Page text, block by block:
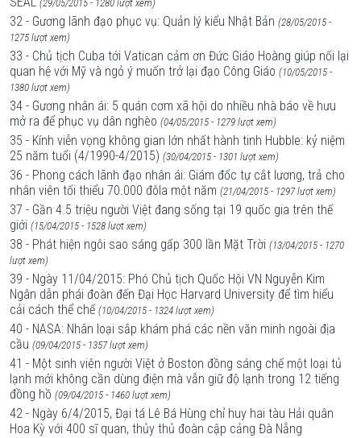
(29/05/2015 - 1280 lượt xem)
32 - Gương lãnh đạo phục vụ: Quản lý kiểu Nhật Bản (28/05/2015 -
1275 lượt xem)
33 - Chủ tịch Cuba tới Vatican cảm ơn Đức Giáo Hoàng giúp nối lại
quan hệ với Mỹ và ngỏ ý muốn trở lại đạo Công Giáo (10/05/2015 -
1380 lượt xem)
34 - Gương nhân ái: 5 quán cơm xã hội do nhiều nhà báo về hưu
mở ra để phục vụ dân nghèo (04/05/2015 - 1279 lượt xem)
35 - Kính viễn vọng không gian lớn nhất hành tinh Hubble: kỷ niệm
25 năm tuổi (4/1990-4/2015) (30/04/2015 - 1301 lượt xem)
36 - Phong cách lãnh đạo nhân ái: Giám đốc tự cắt lương, trả cho
nhân viên tối thiểu 70.000 đôla một năm (21/04/2015 - 1297 lượt xem)
37 - Gần 4.5 triệu người Việt đang sống tại 19 quốc gia trên thế
giới (15/04/2015 - 1528 lượt xem)
38 - Phát hiện ngôi sao sáng gấp 300 lần Mặt Trời (13/04/2015 - 1270
lượt xem)
39 - Ngày 11/04/2015: Phó Chủ tịch Quốc Hội VN Nguyễn Kim
Ngân dẫn phái đoàn đến Đại Học Harvard University để tìm hiểu
cải cách thể chế (10/04/2015 - 1324 lượt xem)
40 - NASA: Nhân loại sắp khám phá các nền văn minh ngoài địa
cầu (09/04/2015 - 1357 lượt xem)
41 - Một sinh viên người Việt ở Boston đồng sáng chế một loại tủ
lạnh mới không cần dùng điện mà vẫn giữ độ lạnh trong 12 tiếng
đồng hồ (09/04/2015 - 1460 lượt xem)
42 - Ngày 6/4/2015, Đại tá Lê Bá Hùng chỉ huy hai tàu Hải quân
Hoa Kỳ với 400 sĩ quan, thủy thủ đoàn cập cảng Đà Nẵng